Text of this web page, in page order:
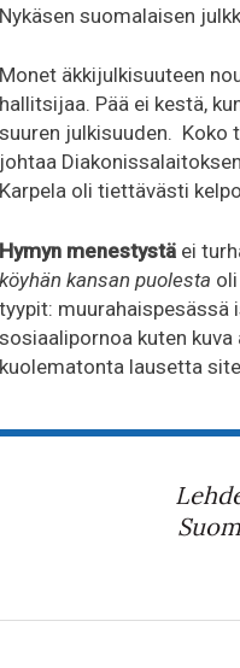
Nykäsen suomalaisen
Monet äkkijulkisuuteen
hallitsijaa. Pää ei kestä,
suuren julkisuuden. Koko
johtaa
Karpela oli tiettävästi
Hymyn menestystä ei
köyhän kansan puolesta
tyypit: muurahaispesässä
sosiaalipornoa kuten
kuolematonta lausetta